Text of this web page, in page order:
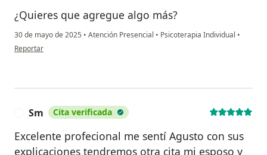
¿Quieres que agregue algo más?
30 de mayo de 2025 • Atención Presencial • Psicoterapia Individual •
en opinión del usuario Karen
Reportar
Sm Cita verificada
Excelente profecional me sentí Agusto con sus
explicaciones tendremos otra cita mi esposo y